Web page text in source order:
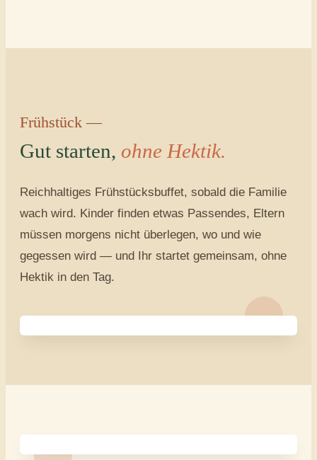
Frühstück —
Gut starten, ohne Hektik.
Reichhaltiges Frühstücksbuffet, sobald die Familie
wach wird. Kinder finden etwas Passendes, Eltern
müssen morgens nicht überlegen, wo und wie
gegessen wird — und Ihr startet gemeinsam, ohne
Hektik in den Tag.